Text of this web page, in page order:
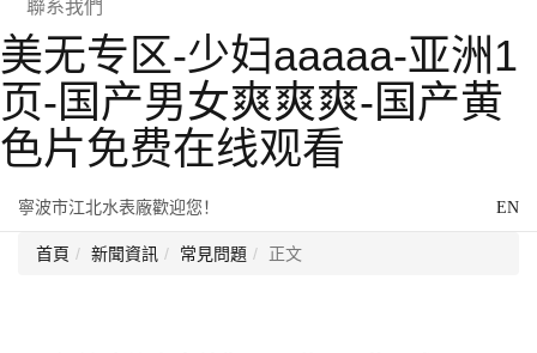
美无专区-少妇aaaaa-亚洲1
页-国产男女爽爽爽-国产黄
色片免费在线观看
寧波市江北水表廠歡迎您！ EN
聯系我們
首頁 新聞資訊 常見問題 正文